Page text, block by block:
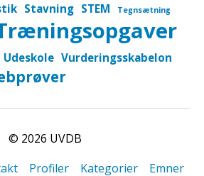
Stavning STEM Tegnsætning
Udeskole Vurderingsskabelon
© 2026 UVDB
Profiler Kategorier Emner